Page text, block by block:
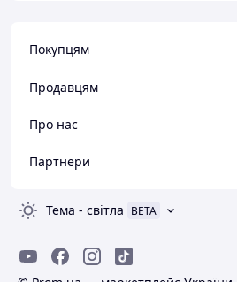
Покупцям
Продавцям
Про нас
Партнери
Тема - світла BETA